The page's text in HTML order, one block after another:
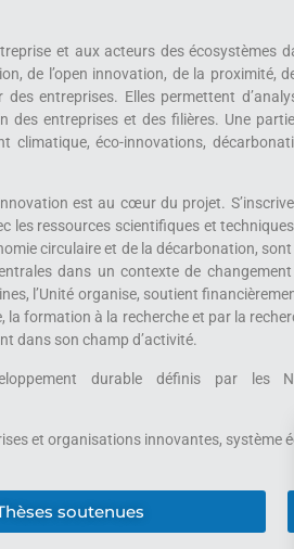
et aux acteurs des
de l’open innovation, de la proximité,
entreprises. Elles permettent
entreprises et des filières. Une
climatique, éco-innovations,
est au cœur du projet.
les ressources scientifiques et
circulaire et de la décarbonation,
dans un contexte de
l’Unité organise, soutient
formation à la recherche et par la
dans son champ d’activité.
durable définis par les
et organisations innovantes, système
soutenues